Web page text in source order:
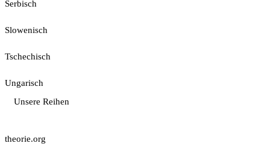
Serbisch
Slowenisch
Tschechisch
Ungarisch
Unsere Reihen
theorie.org